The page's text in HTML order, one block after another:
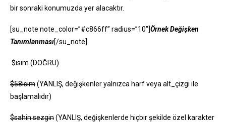
bir sonraki konumuzda yer alacaktır.
[su_note note_color=”#c866ff” radius=”10″]Örnek Değişken
Tanımlanması[/su_note]
$isim (DOĞRU)
$58isim(YANLIŞ, değişkenler yalnızca harf veya alt_çizgi ile
başlamalıdır)
$sahin.sezgin(YANLIŞ, değişkenlerde hiçbir şekilde özel karakter